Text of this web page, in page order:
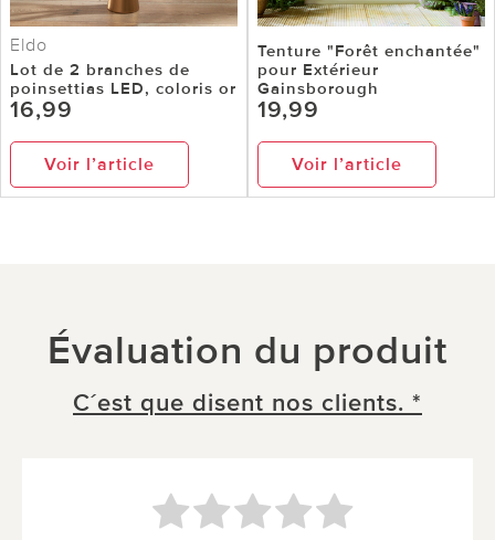
Eldo
Lot de 2 branches de
poinsettias LED, coloris or
16,99
Voir l’article
Tenture "Forêt enchantée"
pour Extérieur
Gainsborough
19,99
Voir l’article
Évaluation du produit
C´est que disent nos clients. *